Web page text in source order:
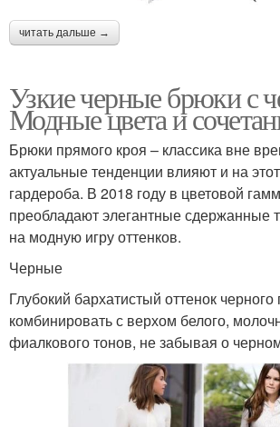
читать дальше →
Узкие черные брюки с
Модные цвета и
Брюки прямого кроя – классика вне
актуальные тенденции влияют и на
гардероба. В 2018 году в цветовой
преобладают элегантные сдержанные
на модную игру оттенков.
Черные
Глубокий бархатистый оттенок черного
комбинировать с верхом белого,
фиалкового тонов, не забывая о